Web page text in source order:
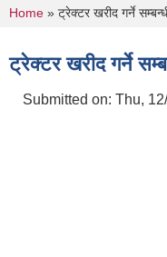
You are here
Home » ट्रेक्टर खरीद गर्ने
ट्रेक्टर खरीद गर्ने
Submitted on: Thu,